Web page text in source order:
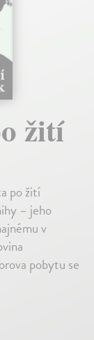
žití
po žití
– jeho
v
pobytu se